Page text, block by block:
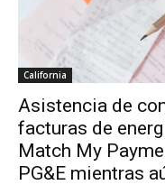
California
Asistencia de
facturas de
Match My
PG&E mientras